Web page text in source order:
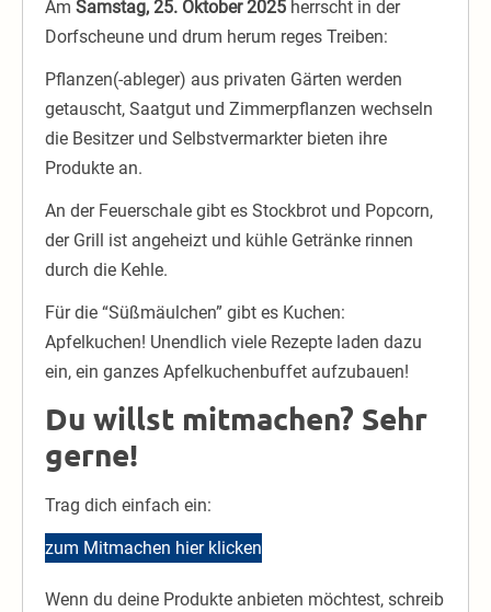
Am Samstag, 25. Oktober 2025 herrscht in der
Dorfscheune und drum herum reges Treiben:
Pflanzen(-ableger) aus privaten Gärten werden
getauscht, Saatgut und Zimmerpflanzen wechseln
die Besitzer und Selbstvermarkter bieten ihre
Produkte an.
An der Feuerschale gibt es Stockbrot und Popcorn,
der Grill ist angeheizt und kühle Getränke rinnen
durch die Kehle.
Für die “Süßmäulchen” gibt es Kuchen:
Apfelkuchen! Unendlich viele Rezepte laden dazu
ein, ein ganzes Apfelkuchenbuffet aufzubauen!
Du willst mitmachen? Sehr
gerne!
Trag dich einfach ein:
zum Mitmachen hier klicken
Wenn du deine Produkte anbieten möchtest, schreib